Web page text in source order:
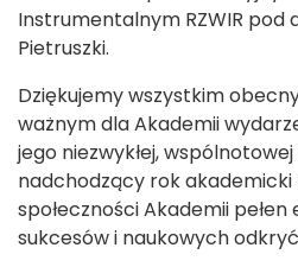
Instrumentalnym RZWIR pod
Pietruszki.
Dziękujemy wszystkim
ważnym dla Akademii
jego niezwykłej,
nadchodzący rok akademicki
społeczności Akademii
sukcesów i naukowych